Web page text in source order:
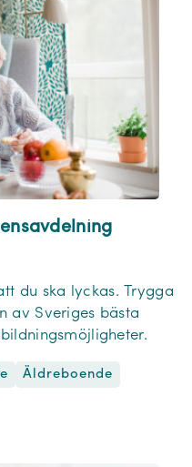
du ska lyckas. Trygga
av Sveriges bästa
Äldreboende